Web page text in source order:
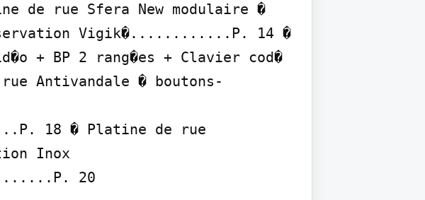
Sfera New modulaire �
Vigik�............P. 14 �
+ BP 2 rang�es + Clavier cod�
Antivandale � boutons-
� Platine de rue
Inox
20